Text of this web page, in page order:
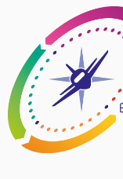
content